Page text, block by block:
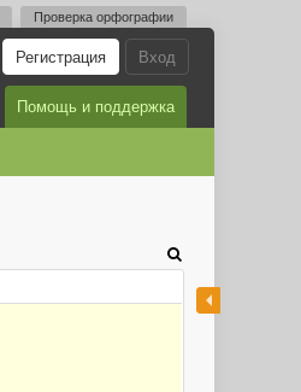
Проверка орфографии
Вход
Регистрация
Помощь и поддержка